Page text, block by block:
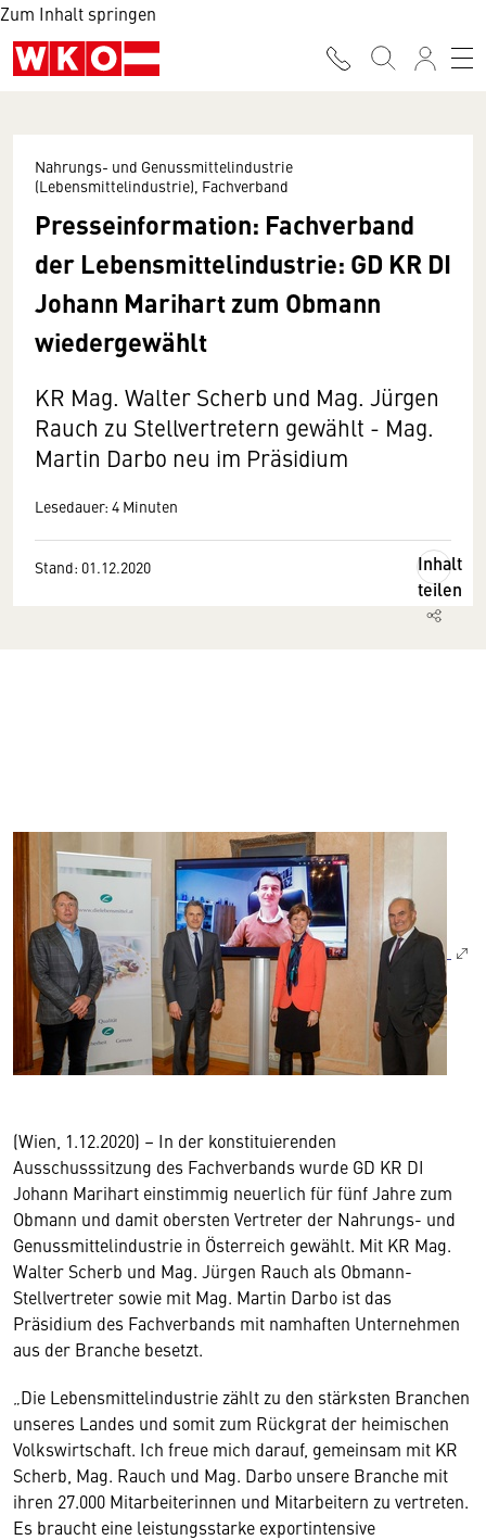
Zum Inhalt springen
Nahrungs- und Genussmittelindustrie
(Lebensmittelindustrie), Fachverband
Presseinformation: Fachverband
der Lebensmittelindustrie: GD KR DI
Johann Marihart zum Obmann
wiedergewählt
KR Mag. Walter Scherb und Mag. Jürgen
Rauch zu Stellvertretern gewählt - Mag.
Martin Darbo neu im Präsidium
Lesedauer: 4 Minuten
Stand: 01.12.2020
Inhalt
teilen
(Wien, 1.12.2020) – In der konstituierenden
Ausschusssitzung des Fachverbands wurde GD KR DI
Johann Marihart einstimmig neuerlich für fünf Jahre zum
Obmann und damit obersten Vertreter der Nahrungs- und
Genussmittelindustrie in Österreich gewählt. Mit KR Mag.
Walter Scherb und Mag. Jürgen Rauch als Obmann-
Stellvertreter sowie mit Mag. Martin Darbo ist das
Präsidium des Fachverbands mit namhaften Unternehmen
aus der Branche besetzt.
„Die Lebensmittelindustrie zählt zu den stärksten Branchen
unseres Landes und somit zum Rückgrat der heimischen
Volkswirtschaft. Ich freue mich darauf, gemeinsam mit KR
Scherb, Mag. Rauch und Mag. Darbo unsere Branche mit
ihren 27.000 Mitarbeiterinnen und Mitarbeitern zu vertreten.
Es braucht eine leistungsstarke exportintensive